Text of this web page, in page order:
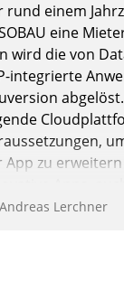
rund einem
eine
wird die von
integrierte
App zu
zu integrieren.
Andreas Lerchner